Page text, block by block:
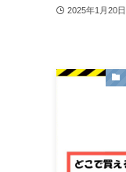
2025年1月20日